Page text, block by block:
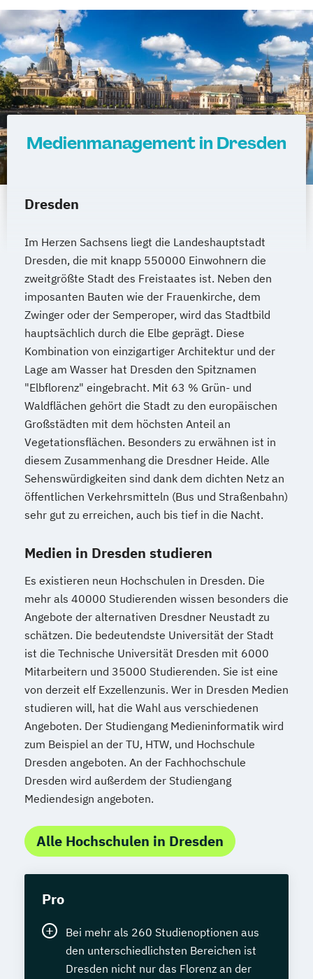
Medienmanagement in Dresden
Dresden
Im Herzen Sachsens liegt die Landeshauptstadt
Dresden, die mit knapp 550000 Einwohnern die
zweitgrößte Stadt des Freistaates ist. Neben den
imposanten Bauten wie der Frauenkirche, dem
Zwinger oder der Semperoper, wird das Stadtbild
hauptsächlich durch die Elbe geprägt. Diese
Kombination von einzigartiger Architektur und der
Lage am Wasser hat Dresden den Spitznamen
"Elbflorenz" eingebracht. Mit 63 % Grün- und
Waldflächen gehört die Stadt zu den europäischen
Großstädten mit dem höchsten Anteil an
Vegetationsflächen. Besonders zu erwähnen ist in
diesem Zusammenhang die Dresdner Heide. Alle
Sehenswürdigkeiten sind dank dem dichten Netz an
öffentlichen Verkehrsmitteln (Bus und Straßenbahn)
sehr gut zu erreichen, auch bis tief in die Nacht.
Medien in Dresden studieren
Es existieren neun Hochschulen in Dresden. Die
mehr als 40000 Studierenden wissen besonders die
Angebote der alternativen Dresdner Neustadt zu
schätzen. Die bedeutendste Universität der Stadt
ist die Technische Universität Dresden mit 6000
Mitarbeitern und 35000 Studierenden. Sie ist eine
von derzeit elf Exzellenzunis. Wer in Dresden Medien
studieren will, hat die Wahl aus verschiedenen
Angeboten. Der Studiengang Medieninformatik wird
zum Beispiel an der TU, HTW, und Hochschule
Dresden angeboten. An der Fachhochschule
Dresden wird außerdem der Studiengang
Mediendesign angeboten.
Alle Hochschulen in Dresden
Pro
Bei mehr als 260 Studienoptionen aus
den unterschiedlichsten Bereichen ist
Dresden nicht nur das Florenz an der